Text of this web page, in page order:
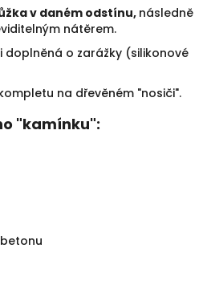
v daném odstínu, následně
nátěrem.
doplněná o zarážky (silikonové
na dřevěném "nosiči".
"kamínku":